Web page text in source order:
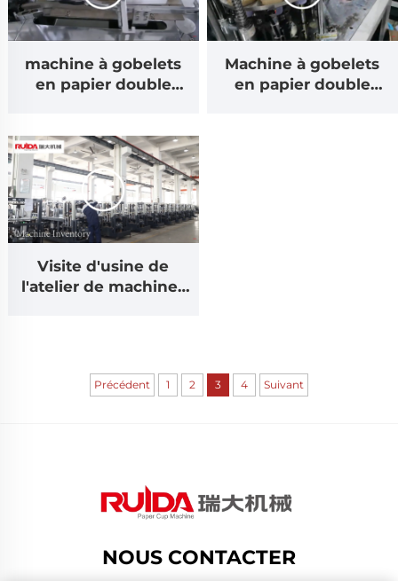
machine à gobelets
en papier double
Machine à gobelets
en papier double
Visite d'usine de
l'atelier de machines
Précédent 1 2 3 4 Suivant
NOUS CONTACTER